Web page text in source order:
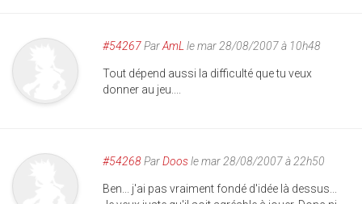
#54267ParAmL le mar 28/08/2007 à 10h48
Tout dépend aussi la difficulté que tu veux
donner au jeu....
#54268ParDoosle mar 28/08/2007 à 22h50
Ben... j'ai pas vraiment fondé d'idée là dessus...